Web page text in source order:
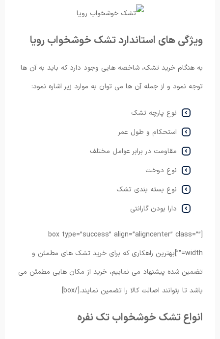
ویژگی های استاندارد تشک خوشخواب رویا
به هنگام خرید تشک، شاخصه هایی وجود دارد که باید به آن ها
توجه نمود و از جمله آن ها می توان به موارد زیر اشاره نمود:
نوع پارچه تشک
استحکام و طول عمر
مقاومت در برابر عوامل مختلف
نوع دوخت
نوع بسته بندی تشک
دارا بودن گارانتی
[box type=”success” align=”aligncenter” class=””
width=””]بهترین راهکاری که برای خرید تشک های مطمئن و
تضمین شده پیشنهاد می نماییم، خرید از مکان هایی مطمئن می
باشد تا بتوانند اصالت کالا را تضمین نمایند.[/box]
انواع تشک خوشخواب تک نفره